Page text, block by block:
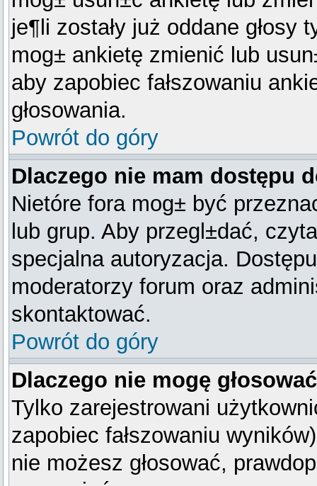
je¶li zostały już oddane
mog± ankietę zmienić lub
aby zapobiec fałszowaniu
głosowania.
Powrót do góry
Dlaczego nie mam dostępu
Nietóre fora mog± być
lub grup. Aby przegl±dać,
specjalna autoryzacja.
moderatorzy forum oraz
skontaktować.
Powrót do góry
Dlaczego nie mogę
Tylko zarejestrowani
zapobiec fałszowaniu
nie możesz głosować,